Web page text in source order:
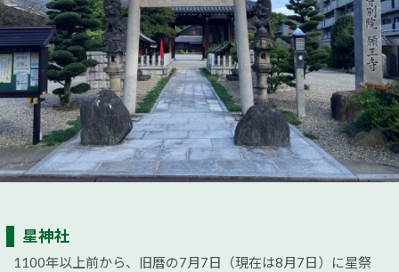
星神社
1100年以上前から、旧暦の7月7日（現在は8月7日）に星祭